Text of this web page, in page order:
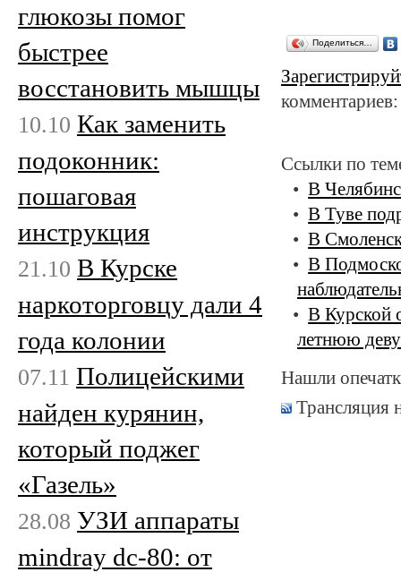
Поделиться…
Ссылки по
В
В Туве
В
В
В Курской
летнюю
Нашли
Трансляция
глюкозы помог
быстрее
восстановить мышцы
10.10 Как заменить
подоконник:
пошаговая
инструкция
21.10 В Курске
наркоторговцу дали 4
года колонии
07.11 Полицейскими
найден курянин,
который поджег
«Газель»
28.08 УЗИ аппараты
mindray dc-80: от